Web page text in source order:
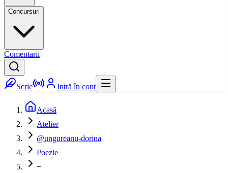
Concursuri
Comentarii
Scrie Intră în cont
Acasă
Atelier
@ungureanu-dorina
Poezie
+